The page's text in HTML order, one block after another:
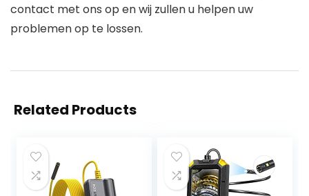
contact met ons op en wij zullen u helpen uw
problemen op te lossen.
Related Products